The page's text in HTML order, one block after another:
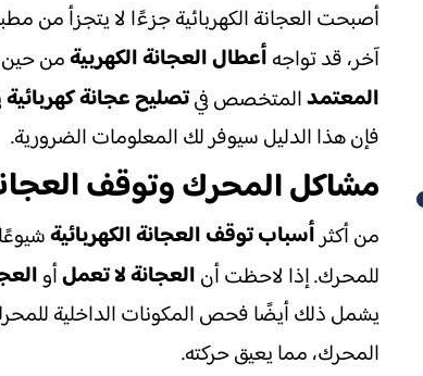
أصبحت العجانة الكهربائية جزءًا لا يتجزأ من
آخر، قد تواجهأعطال العجانة الكهربيةمن حين
المعتمدالمتخصص فيتصليح عجانة كهربائية
فإن هذا الدليل سيوفر لك المعلومات الضرورية.
مشاكل المحرك وتوقف
من أكثرأسباب توقف العجانة الكهربائية
للمحرك. إذا لاحظت أنالعجانة لا تعملأو
يشمل ذلك أيضًا فحص المكونات الداخلية
المحرك، مما يعيق حركته.